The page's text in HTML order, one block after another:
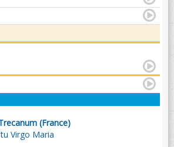
(France)
Virgo Maria